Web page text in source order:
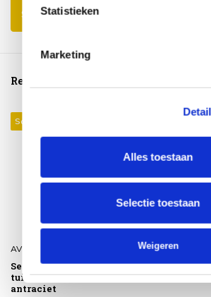
Statistieken
Marketing
Alles toestaan
Selectie toestaan
Weigeren
Schrijf je eigen review
Reeds bekeken
Sale 33%
AVH-Collectie
Set van 4 Lola dining
tuinstoelen aluminium
antraciet